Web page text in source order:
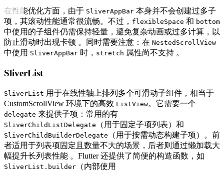
在性能优化方面，由于 SliverAppBar 本身并不会创建过多子
项，其滚动性能通常很流畅。不过， flexibleSpace 和 bottom
中使用的子组件仍需保持轻量，避免复杂动画或过多计算，以
防止滑动时出现卡顿 。同时需要注意：在 NestedScrollView
中使用 SliverAppBar 时， stretch 属性尚不支持 。
SliverList
SliverList 用于在线性轴上排列多个可滑动子组件，相当于
CustomScrollView 环境下的高效 ListView。它需要一个
delegate 来提供子项：常用的有
SliverChildListDelegate （用于固定子项列表）和
SliverChildBuilderDelegate
（用于按需动态构建子项）。前
者适用于列表项固定且数量不大的场景，后者则通过懒加载大
幅提升长列表性能 。Flutter 还提供了简便的构造函数，如
SliverList.builder （内部使用